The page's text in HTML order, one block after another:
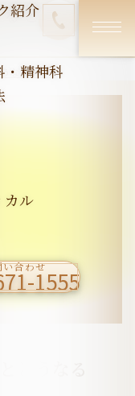
紹介
・精神科
カル
い合わせ
1555
とどうなる
なるか？
どうなる